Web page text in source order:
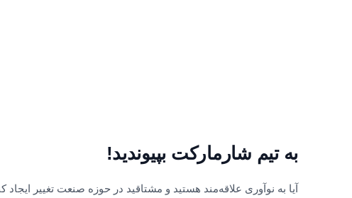
به تیم شارمارکت بپیوندید!
آیا به نوآوری علاقه‌مند هستید و مشتاقید در حوزه صنعت تغییر ایجاد